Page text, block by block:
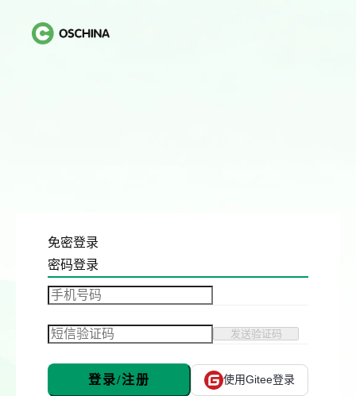
免密登录
密码登录
发送验证码
登录/注册 使用Gitee登录